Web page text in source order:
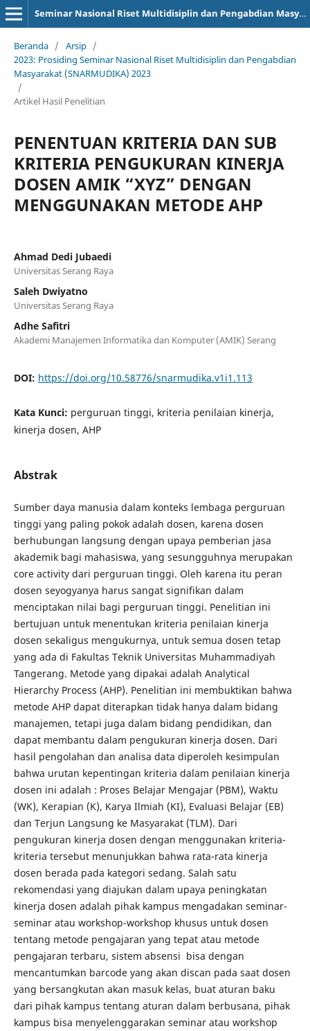
Seminar Nasional Riset Multidisiplin dan Pengabdian Masyarakat
Beranda / Arsip /
2023: Prosiding Seminar Nasional Riset Multidisiplin dan Pengabdian
Masyarakat (SNARMUDIKA) 2023
/
Artikel Hasil Penelitian
PENENTUAN KRITERIA DAN SUB
KRITERIA PENGUKURAN KINERJA
DOSEN AMIK “XYZ” DENGAN
MENGGUNAKAN METODE AHP
Ahmad Dedi Jubaedi
Universitas Serang Raya
Saleh Dwiyatno
Universitas Serang Raya
Adhe Safitri
Akademi Manajemen Informatika dan Komputer (AMIK) Serang
DOI: https://doi.org/10.58776/snarmudika.v1i1.113
Kata Kunci: perguruan tinggi, kriteria penilaian kinerja,
kinerja dosen, AHP
Abstrak
Sumber daya manusia dalam konteks lembaga perguruan
tinggi yang paling pokok adalah dosen, karena dosen
berhubungan langsung dengan upaya pemberian jasa
akademik bagi mahasiswa, yang sesungguhnya merupakan
core activity dari perguruan tinggi. Oleh karena itu peran
dosen seyogyanya harus sangat signifikan dalam
menciptakan nilai bagi perguruan tinggi. Penelitian ini
bertujuan untuk menentukan kriteria penilaian kinerja
dosen sekaligus mengukurnya, untuk semua dosen tetap
yang ada di Fakultas Teknik Universitas Muhammadiyah
Tangerang. Metode yang dipakai adalah Analytical
Hierarchy Process (AHP). Penelitian ini membuktikan bahwa
metode AHP dapat diterapkan tidak hanya dalam bidang
manajemen, tetapi juga dalam bidang pendidikan, dan
dapat membantu dalam pengukuran kinerja dosen. Dari
hasil pengolahan dan analisa data diperoleh kesimpulan
bahwa urutan kepentingan kriteria dalam penilaian kinerja
dosen ini adalah : Proses Belajar Mengajar (PBM), Waktu
(WK), Kerapian (K), Karya Ilmiah (KI), Evaluasi Belajar (EB)
dan Terjun Langsung ke Masyarakat (TLM). Dari
pengukuran kinerja dosen dengan menggunakan kriteria-
kriteria tersebut menunjukkan bahwa rata-rata kinerja
dosen berada pada kategori sedang. Salah satu
rekomendasi yang diajukan dalam upaya peningkatan
kinerja dosen adalah pihak kampus mengadakan seminar-
seminar atau workshop-workshop khusus untuk dosen
tentang metode pengajaran yang tepat atau metode
pengajaran terbaru, sistem absensi bisa dengan
mencantumkan barcode yang akan discan pada saat dosen
yang bersangkutan akan masuk kelas, buat aturan baku
dari pihak kampus tentang aturan dalam berbusana, pihak
kampus bisa menyelenggarakan seminar atau workshop